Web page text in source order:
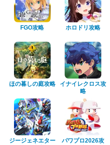
FGO攻略 ホロドリ攻略
ほの暮しの庭攻略
イナイレクロス攻
略
ジージェネエター
パワプロ2026攻